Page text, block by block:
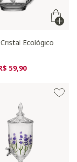
Ecológico
de
59,90